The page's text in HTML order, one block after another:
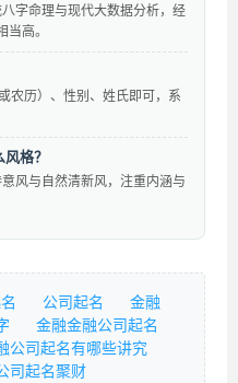
字命理与现代大数据分析，经
高。
农历）、性别、姓氏即可，系
格？
风与自然清新风，注重内涵与
公司起名
金融
金融金融公司起名
公司起名有哪些讲究
司起名聚财